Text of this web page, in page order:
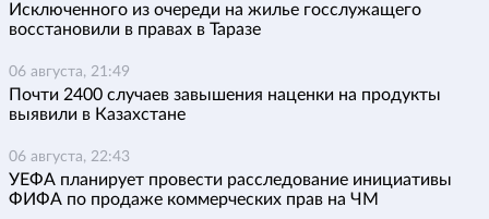
Исключенного из очереди на жилье госслужащего
восстановили в правах в Таразе
06 августа, 21:49
Почти 2400 случаев завышения наценки на продукты
выявили в Казахстане
06 августа, 22:43
УЕФА планирует провести расследование инициативы
ФИФА по продаже коммерческих прав на ЧМ